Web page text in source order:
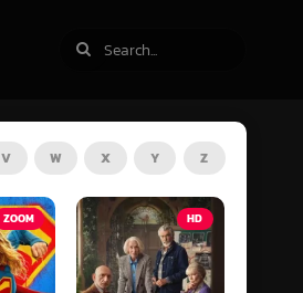
V W X Y Z
HD HD